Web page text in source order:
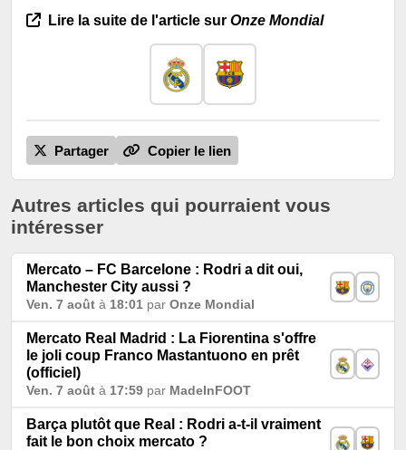
Lire la suite de l'article sur Onze Mondial
Partager Copier le lien
Autres articles qui pourraient vous
intéresser
Mercato – FC Barcelone : Rodri a dit oui,
Manchester City aussi ?
Ven. 7 août à 18:01 par Onze Mondial
Mercato Real Madrid : La Fiorentina s'offre
le joli coup Franco Mastantuono en prêt
(officiel)
Ven. 7 août à 17:59 par MadeInFOOT
Barça plutôt que Real : Rodri a-t-il vraiment
fait le bon choix mercato ?